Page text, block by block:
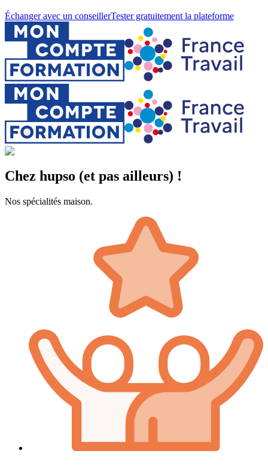
Échanger avec un conseillerTester gratuitement la plateforme
Chez hupso (et pas ailleurs) !
Nos spécialités maison.